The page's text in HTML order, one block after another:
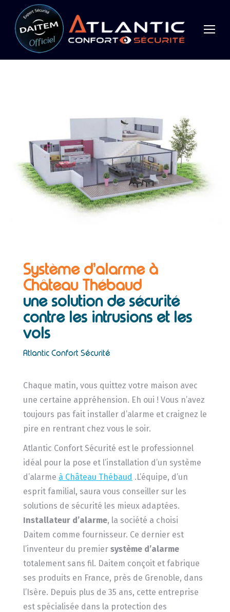
Système d’alarme à
Château Thébaud
une solution de sécurité
contre les intrusions et les
vols
Atlantic Confort Sécurité
Chaque matin, vous quittez votre maison avec
une certaine appréhension. Eh oui ! Vous n’avez
toujours pas fait installer d’alarme et craignez le
pire en rentrant chez vous le soir.
Atlantic Confort Sécurité est le professionnel
idéal pour la pose et l’installation d’un système
d’alarme à Château Thébaud .L’équipe, d’un
esprit familial, saura vous conseiller sur les
solutions de sécurité les mieux adaptées.
Installateur d’alarme, la société a choisi
Daitem comme fournisseur. Ce dernier est
l’inventeur du premier système d’alarme
totalement sans fil. Daitem conçoit et fabrique
ses produits en France, près de Grenoble, dans
l’Isère. Depuis plus de 35 ans, cette entreprise
est spécialisée dans la protection des